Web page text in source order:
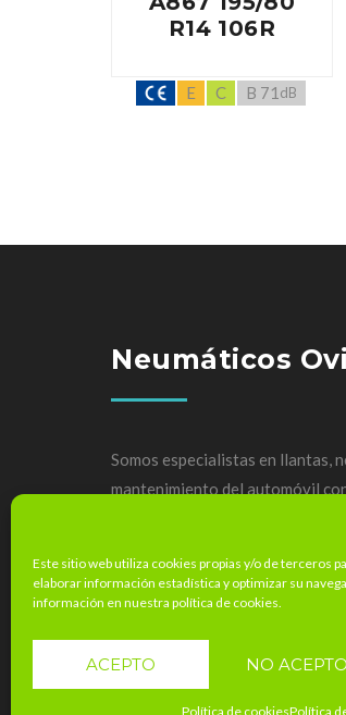
Este sitio web utiliza cookies propias y/o de terceros
elaborar información estadística y optimizar su
información en nuestra política de cookies.
ACEPTO NO ACEPTO
Política de cookiesPolítica
R14 106R
E C B 71 dB
Neumáticos
Somos especialistas en llantas,
mantenimiento del automóvil